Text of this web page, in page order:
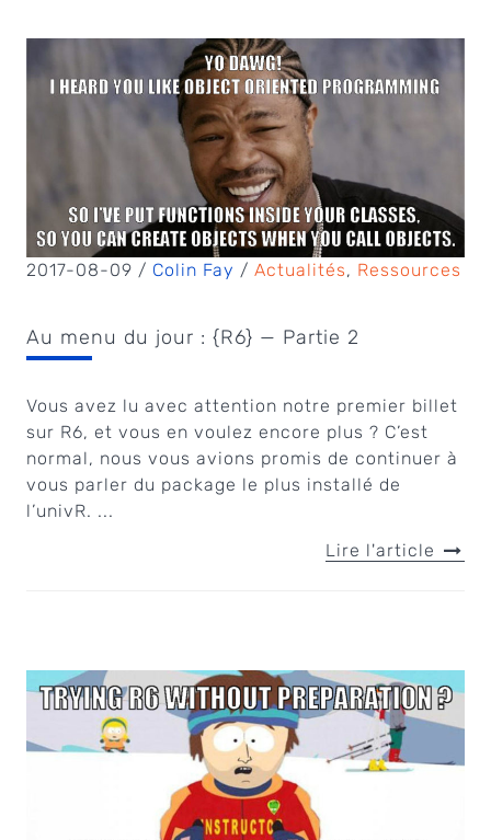
2017-08-09 / Colin Fay / Actualités, Ressources
Au menu du jour : {R6} — Partie 2
Vous avez lu avec attention notre premier billet
sur R6, et vous en voulez encore plus ? C’est
normal, nous vous avions promis de continuer à
vous parler du package le plus installé de
l’univR. ...
Lire l'article